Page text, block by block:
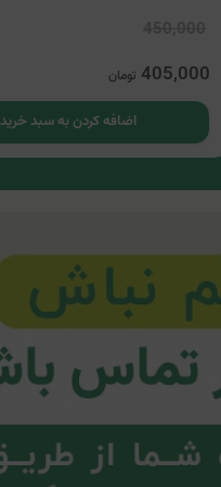
405,000 تومان
اضافه کردن به سبد خرید